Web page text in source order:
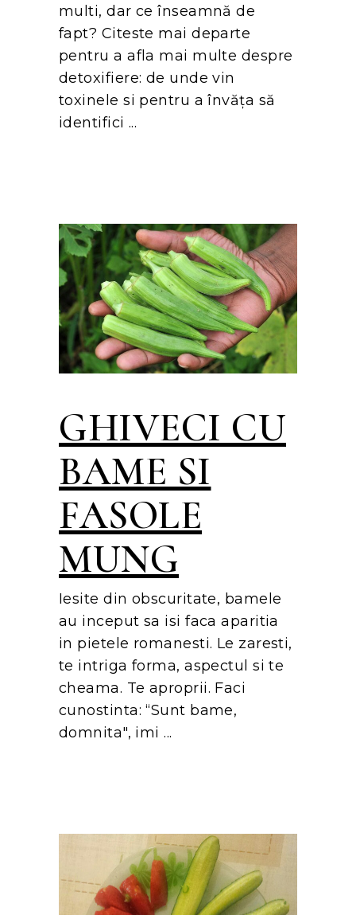
multi, dar ce înseamnă de
fapt? Citeste mai departe
pentru a afla mai multe despre
detoxifiere: de unde vin
toxinele si pentru a învăța să
identifici
GHIVECI CU
BAME SI
FASOLE
MUNG
Iesite din obscuritate, bamele
au inceput sa isi faca aparitia
in pietele romanesti. Le zaresti,
te intriga forma, aspectul si te
cheama. Te aproprii. Faci
cunostinta: “Sunt bame,
domnita", imi